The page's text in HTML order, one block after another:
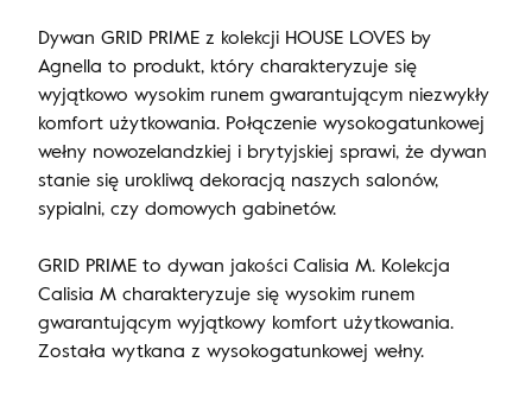
Dywan GRID PRIME z kolekcji HOUSE LOVES by
Agnella to produkt, który charakteryzuje się
wyjątkowo wysokim runem gwarantującym niezwykły
komfort użytkowania. Połączenie wysokogatunkowej
wełny nowozelandzkiej i brytyjskiej sprawi, że dywan
stanie się urokliwą dekoracją naszych salonów,
sypialni, czy domowych gabinetów.
GRID PRIME to dywan jakości Calisia M. Kolekcja
Calisia M charakteryzuje się wysokim runem
gwarantującym wyjątkowy komfort użytkowania.
Została wytkana z wysokogatunkowej wełny.